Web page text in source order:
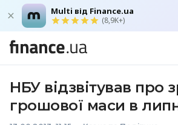
Multi від Finance.ua
(8,9K+)
НБУ відзвітував про
грошової маси в